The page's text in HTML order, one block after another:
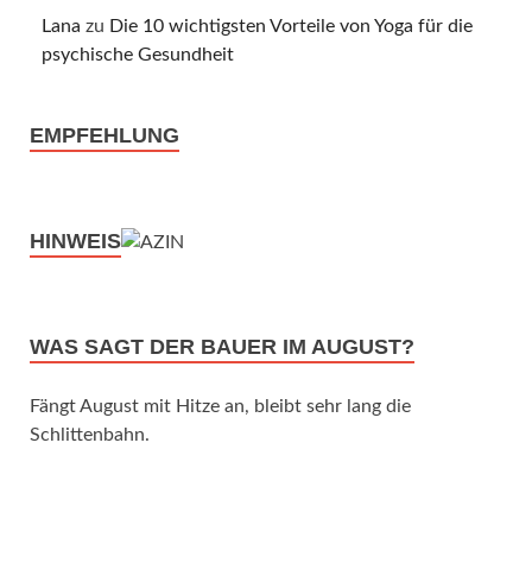
Lana zu Die 10 wichtigsten Vorteile von Yoga für die
psychische Gesundheit
EMPFEHLUNG
HINWEIS
WAS SAGT DER BAUER IM AUGUST?
Fängt August mit Hitze an, bleibt sehr lang die
Schlittenbahn.